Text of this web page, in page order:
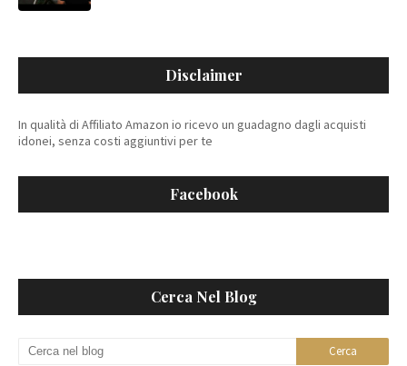
Disclaimer
In qualità di Affiliato Amazon io ricevo un guadagno dagli acquisti
idonei, senza costi aggiuntivi per te
Facebook
Cerca Nel Blog